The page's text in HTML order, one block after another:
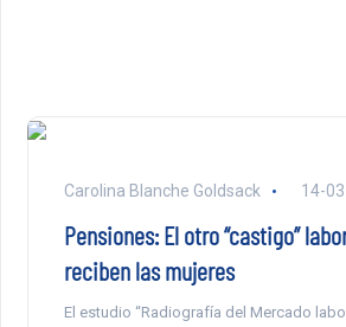
Carolina Blanche Goldsack 14-
Pensiones: El otro “castigo”
reciben las mujeres
El estudio “Radiografía del Mercado